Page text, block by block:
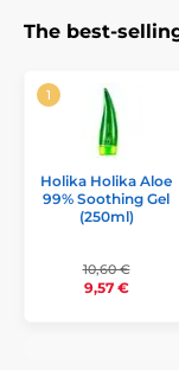
The best-
Holika Holika Aloe
99% Soothing Gel
(250ml)
10,60 €
9,57 €